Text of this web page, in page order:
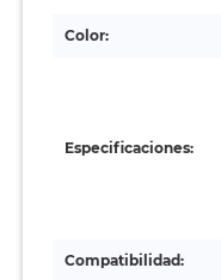
Color:
Especificaciones:
Compatibilidad: